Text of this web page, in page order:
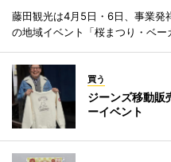
藤田観光は4月5日・6日、事業発
の地域イベント「桜まつり・ベー
買う
ジーンズ移動販
ーイベント